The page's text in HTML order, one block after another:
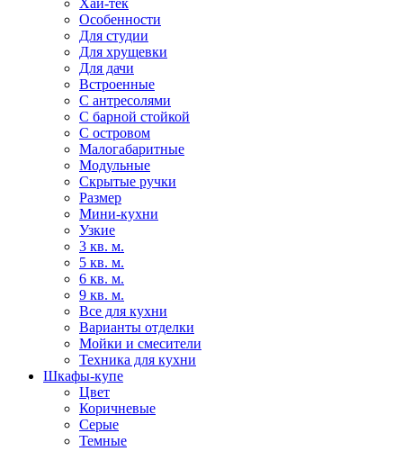
Хай-тек
Особенности
Для студии
Для хрущевки
Для дачи
Встроенные
С антресолями
С барной стойкой
С островом
Малогабаритные
Модульные
Скрытые ручки
Размер
Мини-кухни
Узкие
3 кв. м.
5 кв. м.
6 кв. м.
9 кв. м.
Все для кухни
Варианты отделки
Мойки и смесители
Техника для кухни
Шкафы-купе
Цвет
Коричневые
Серые
Темные